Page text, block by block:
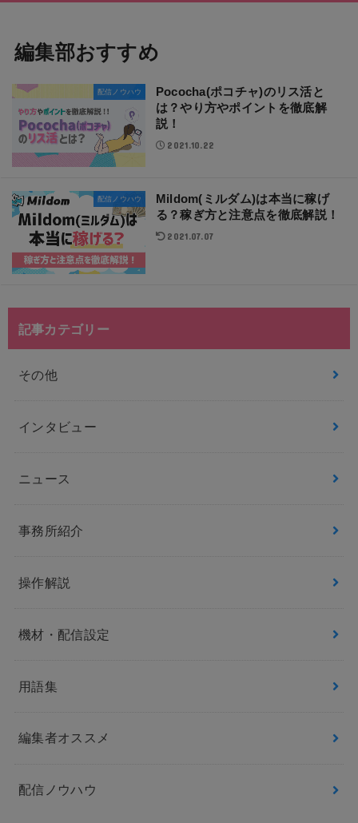
編集部おすすめ
配信ノウハウ
Pococha(ポコチャ)のリス活と
は？やり方やポイントを徹底解
説！
2021.10.22
配信ノウハウ
Mildom(ミルダム)は本当に稼げ
る？稼ぎ方と注意点を徹底解説！
2021.07.07
記事カテゴリー
その他
インタビュー
ニュース
事務所紹介
操作解説
機材・配信設定
用語集
編集者オススメ
配信ノウハウ